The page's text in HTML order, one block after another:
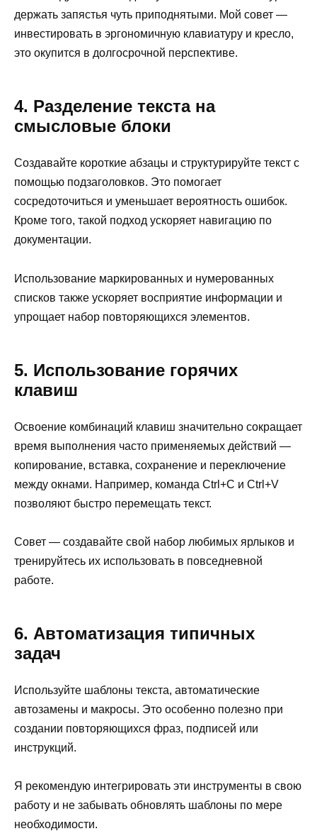
держать запястья чуть приподнятыми. Мой совет —
инвестировать в эргономичную клавиатуру и кресло,
это окупится в долгосрочной перспективе.
4. Разделение текста на
смысловые блоки
Создавайте короткие абзацы и структурируйте текст с
помощью подзаголовков. Это помогает
сосредоточиться и уменьшает вероятность ошибок.
Кроме того, такой подход ускоряет навигацию по
документации.
Использование маркированных и нумерованных
списков также ускоряет восприятие информации и
упрощает набор повторяющихся элементов.
5. Использование горячих
клавиш
Освоение комбинаций клавиш значительно сокращает
время выполнения часто применяемых действий —
копирование, вставка, сохранение и переключение
между окнами. Например, команда Ctrl+C и Ctrl+V
позволяют быстро перемещать текст.
Совет — создавайте свой набор любимых ярлыков и
тренируйтесь их использовать в повседневной
работе.
6. Автоматизация типичных
задач
Используйте шаблоны текста, автоматические
автозамены и макросы. Это особенно полезно при
создании повторяющихся фраз, подписей или
инструкций.
Я рекомендую интегрировать эти инструменты в свою
работу и не забывать обновлять шаблоны по мере
необходимости.